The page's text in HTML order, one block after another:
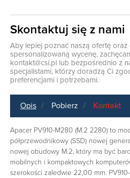
Skontaktuj się z nami
Aby lepiej poznać naszą ofertę oraz
spersonalizowaną wycenę,
kontakt@csi.pl lub bezpośrednio z
specjalistami, którzy doradzą Ci
preferencjami i potrzebami.
Opis Pobierz Kontakt
‎Apacer PV910-M280 (M.2 2280) to
półprzewodnikowy (SSD) nowej
nowej obudowy M.2, który ma być
mobilnych i kompaktowych
szerokości zaledwie 22,00 mm.